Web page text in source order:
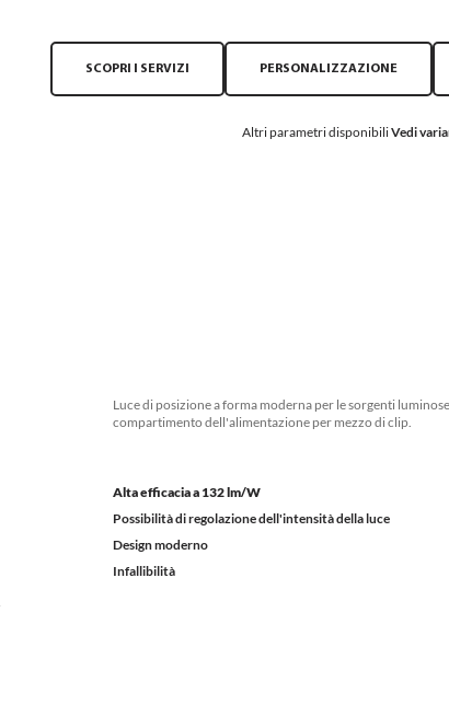
SCOPRI I SERVIZI PERSONALIZZAZIONE
Altri parametri disponibiliVedi
Luce di posizione a forma moderna per le sorgenti
compartimento dell'alimentazione per mezzo di clip.
Alta efficacia a 132 lm/W
Possibilità di regolazione dell'intensità della luce
Design moderno
Infallibilità